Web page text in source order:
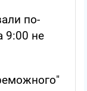
по-
9:00 не